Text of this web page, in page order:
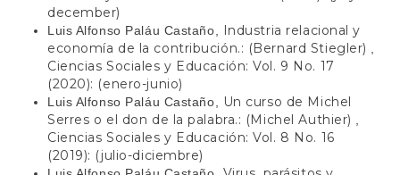
december)
Luis Alfonso Paláu Castaño,
Industria relacional y
economía de la contribución.: (Bernard Stiegler)
Ciencias Sociales y Educación: Vol. 9 No. 17
(2020): (enero-junio)
Luis Alfonso Paláu Castaño,
Un curso de Michel
Serres o el don de la palabra.: (Michel Authier)
Ciencias Sociales y Educación: Vol. 8 No. 16
(2019): (julio-diciembre)